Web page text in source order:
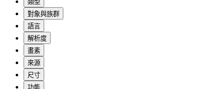
類型
對象與族群
語言
解析度
畫素
來源
尺寸
功能